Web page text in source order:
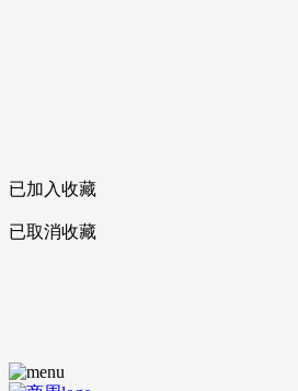
已加入收藏
已取消收藏